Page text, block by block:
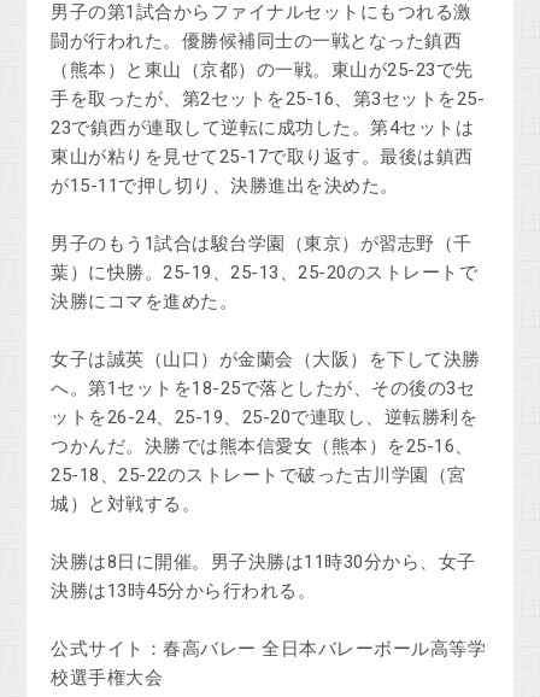
男子の第1試合からファイナルセットにもつれる激
闘が行われた。優勝候補同士の一戦となった鎮西
（熊本）と東山（京都）の一戦。東山が25-23で先
手を取ったが、第2セットを25-16、第3セットを25-
23で鎮西が連取して逆転に成功した。第4セットは
東山が粘りを見せて25-17で取り返す。最後は鎮西
が15-11で押し切り、決勝進出を決めた。
男子のもう1試合は駿台学園（東京）が習志野（千
葉）に快勝。25-19、25-13、25-20のストレートで
決勝にコマを進めた。
女子は誠英（山口）が金蘭会（大阪）を下して決勝
へ。第1セットを18-25で落としたが、その後の3セ
ットを26-24、25-19、25-20で連取し、逆転勝利を
つかんだ。決勝では熊本信愛女（熊本）を25-16、
25-18、25-22のストレートで破った古川学園（宮
城）と対戦する。
決勝は8日に開催。男子決勝は11時30分から、女子
決勝は13時45分から行われる。
公式サイト：春高バレー 全日本バレーボール高等学
校選手権大会